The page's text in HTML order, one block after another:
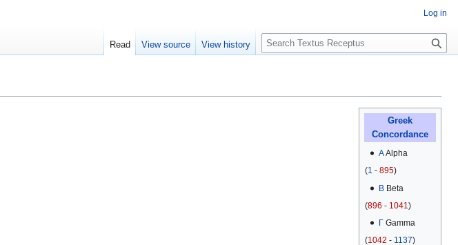
Greek
Concordance
ΑAlpha
(1 - 895)
ΒBeta
(896 - 1041)
ΓGamma
(1042 - 1137)
Log in
Read View source View history
S
e
c